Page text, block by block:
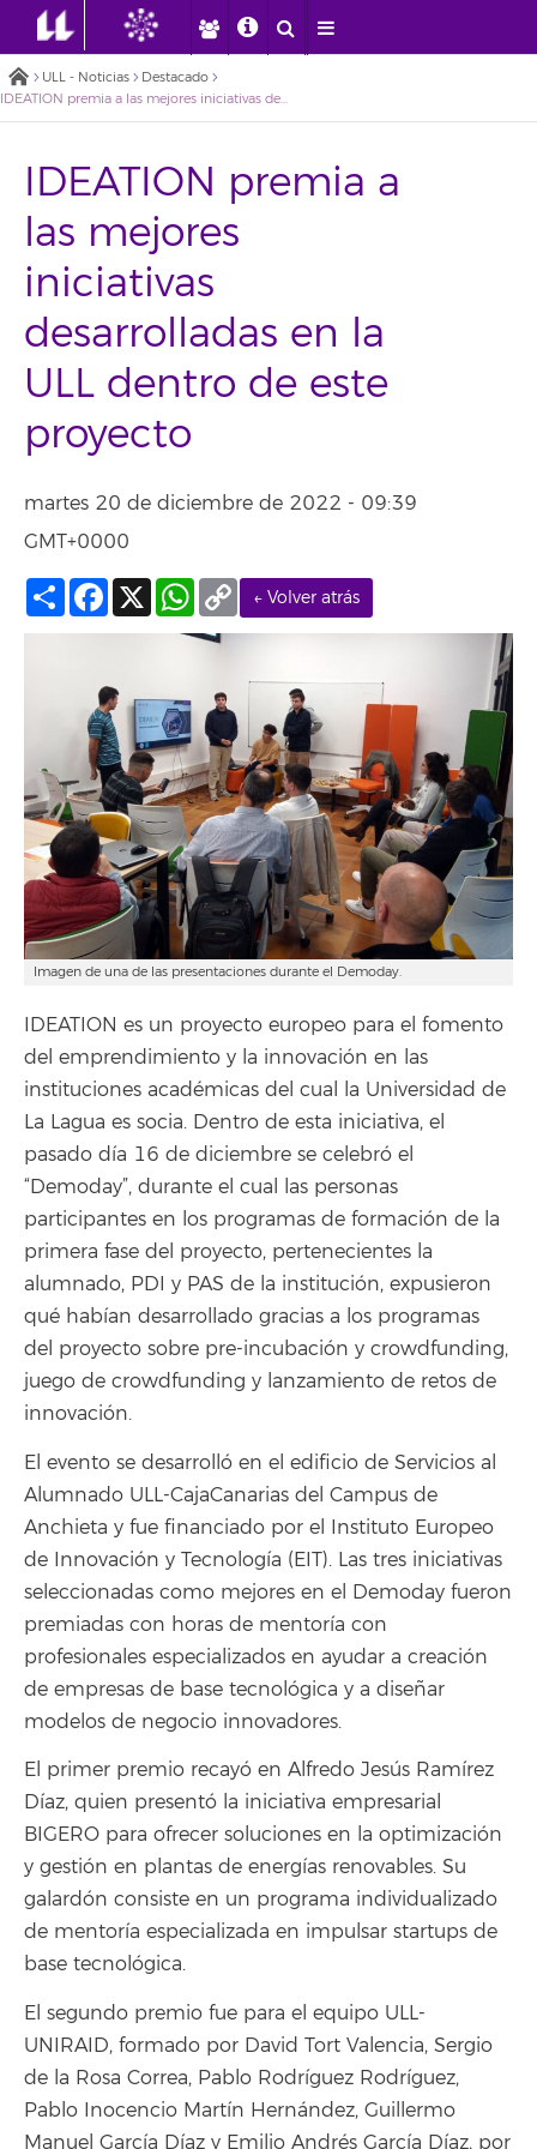
ULL - Noticias
Destacado
IDEATION premia a las mejores iniciativas desarrolladas en la ULL dentro de este proyecto
IDEATION premia a
las mejores
iniciativas
desarrolladas en la
ULL dentro de este
proyecto
martes 20 de diciembre de 2022 - 09:39
GMT+0000
← Volver atrás
Compartir
Facebook
X WhatsApp
Copy
Link
Imagen de una de las presentaciones durante el Demoday.
IDEATION es un proyecto europeo para el fomento
del emprendimiento y la innovación en las
instituciones académicas del cual la Universidad de
La Lagua es socia. Dentro de esta iniciativa, el
pasado día 16 de diciembre se celebró el
“Demoday”, durante el cual las personas
participantes en los programas de formación de la
primera fase del proyecto, pertenecientes la
alumnado, PDI y PAS de la institución, expusieron
qué habían desarrollado gracias a los programas
del proyecto sobre pre-incubación y crowdfunding,
juego de crowdfunding y lanzamiento de retos de
innovación.
El evento se desarrolló en el edificio de Servicios al
Alumnado ULL-CajaCanarias del Campus de
Anchieta y fue financiado por el Instituto Europeo
de Innovación y Tecnología (EIT). Las tres iniciativas
seleccionadas como mejores en el Demoday fueron
premiadas con horas de mentoría con
profesionales especializados en ayudar a creación
de empresas de base tecnológica y a diseñar
modelos de negocio innovadores.
El primer premio recayó en Alfredo Jesús Ramírez
Díaz, quien presentó la iniciativa empresarial
BIGERO para ofrecer soluciones en la optimización
y gestión en plantas de energías renovables. Su
galardón consiste en un programa individualizado
de mentoría especializada en impulsar startups de
base tecnológica.
El segundo premio fue para el equipo ULL-
UNIRAID, formado por David Tort Valencia, Sergio
de la Rosa Correa, Pablo Rodríguez Rodríguez,
Pablo Inocencio Martín Hernández, Guillermo
Manuel García Díaz y Emilio Andrés García Díaz, por